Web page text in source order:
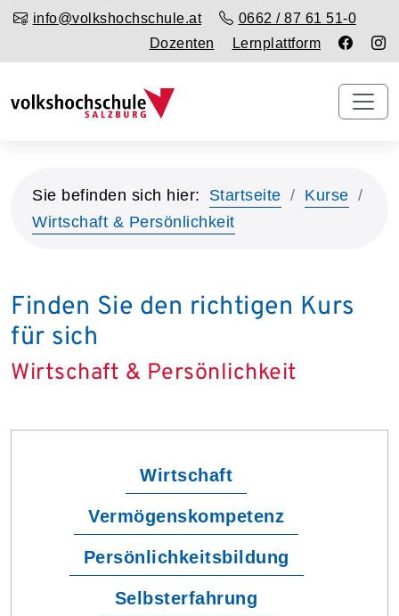
info@volkshochschule.at
0662 / 87 61 51-0
Dozenten
Lernplattform
Sie befinden sich hier: Startseite
Kurse
Wirtschaft & Persönlichkeit
Finden Sie den richtigen Kurs
für sich
Wirtschaft & Persönlichkeit
Wirtschaft
Vermögenskompetenz
Persönlichkeitsbildung
Selbsterfahrung